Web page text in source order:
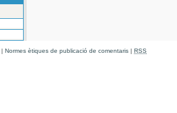
| Normes ètiques de publicació de comentaris | RSS